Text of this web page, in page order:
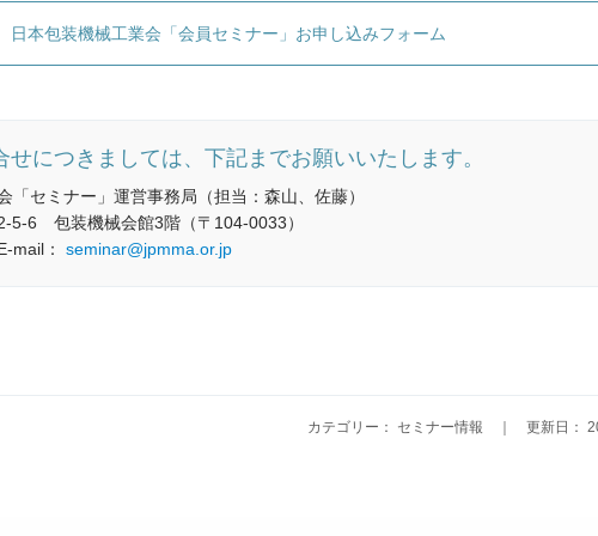
日本包装機械工業会「会員セミナー」お申し込みフォーム
につきましては、下記までお願いいたします。
「セミナー」運営事務局（担当：森山、佐藤）
5-6 包装機械会館3階（〒104-0033）
mail： seminar@jpmma.or.jp
カテゴリー： セミナー情報 ｜ 更新日：